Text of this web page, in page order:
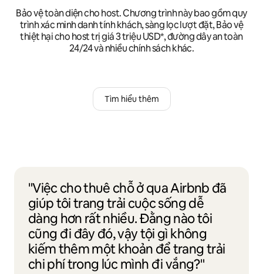
Bảo vệ toàn diện cho host. Chương trình này bao gồm quy
trình xác minh danh tính khách, sàng lọc lượt đặt, Bảo vệ
thiệt hại cho host trị giá 3 triệu USD*, đường dây an toàn
24/24 và nhiều chính sách khác.
Tìm hiểu thêm
"Việc cho thuê chỗ ở qua Airbnb đã
giúp tôi trang trải cuộc sống dễ
dàng hơn rất nhiều. Đằng nào tôi
cũng đi đây đó, vậy tội gì không
kiếm thêm một khoản để trang trải
chi phí trong lúc mình đi vắng?"